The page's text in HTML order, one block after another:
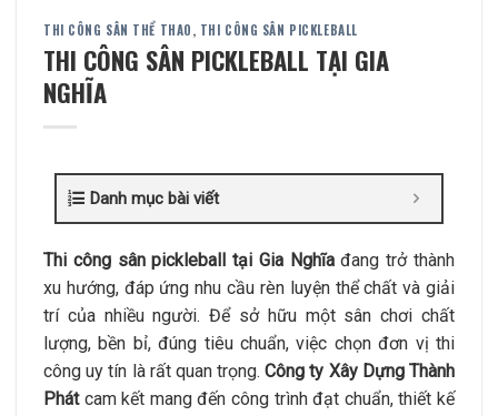
THI CÔNG SÂN THỂ THAO, THI CÔNG SÂN PICKLEBALL
THI CÔNG SÂN PICKLEBALL TẠI GIA
NGHĨA
Danh mục bài viết
Thi công sân pickleball tại Gia Nghĩađang trở thành
xu hướng, đáp ứng nhu cầu rèn luyện thể chất và giải
trí của nhiều người. Để sở hữu một sân chơi chất
lượng, bền bỉ, đúng tiêu chuẩn, việc chọn đơn vị thi
công uy tín là rất quan trọng.Công ty Xây Dựng Thành
Phát cam kết mang đến công trình đạt chuẩn, thiết kế